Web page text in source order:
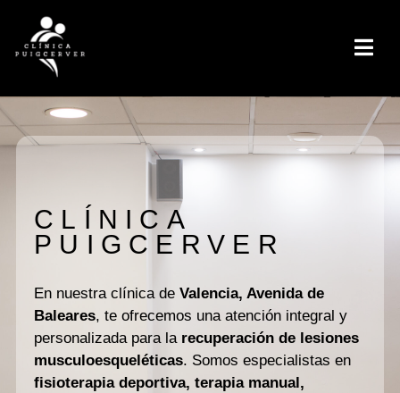
CLÍNICA
PUIGCERVER
En nuestra clínica de Valencia, Avenida de
Baleares, te ofrecemos una atención integral y
personalizada para la recuperación de lesiones
musculoesqueléticas. Somos especialistas en
fisioterapia deportiva, terapia manual,